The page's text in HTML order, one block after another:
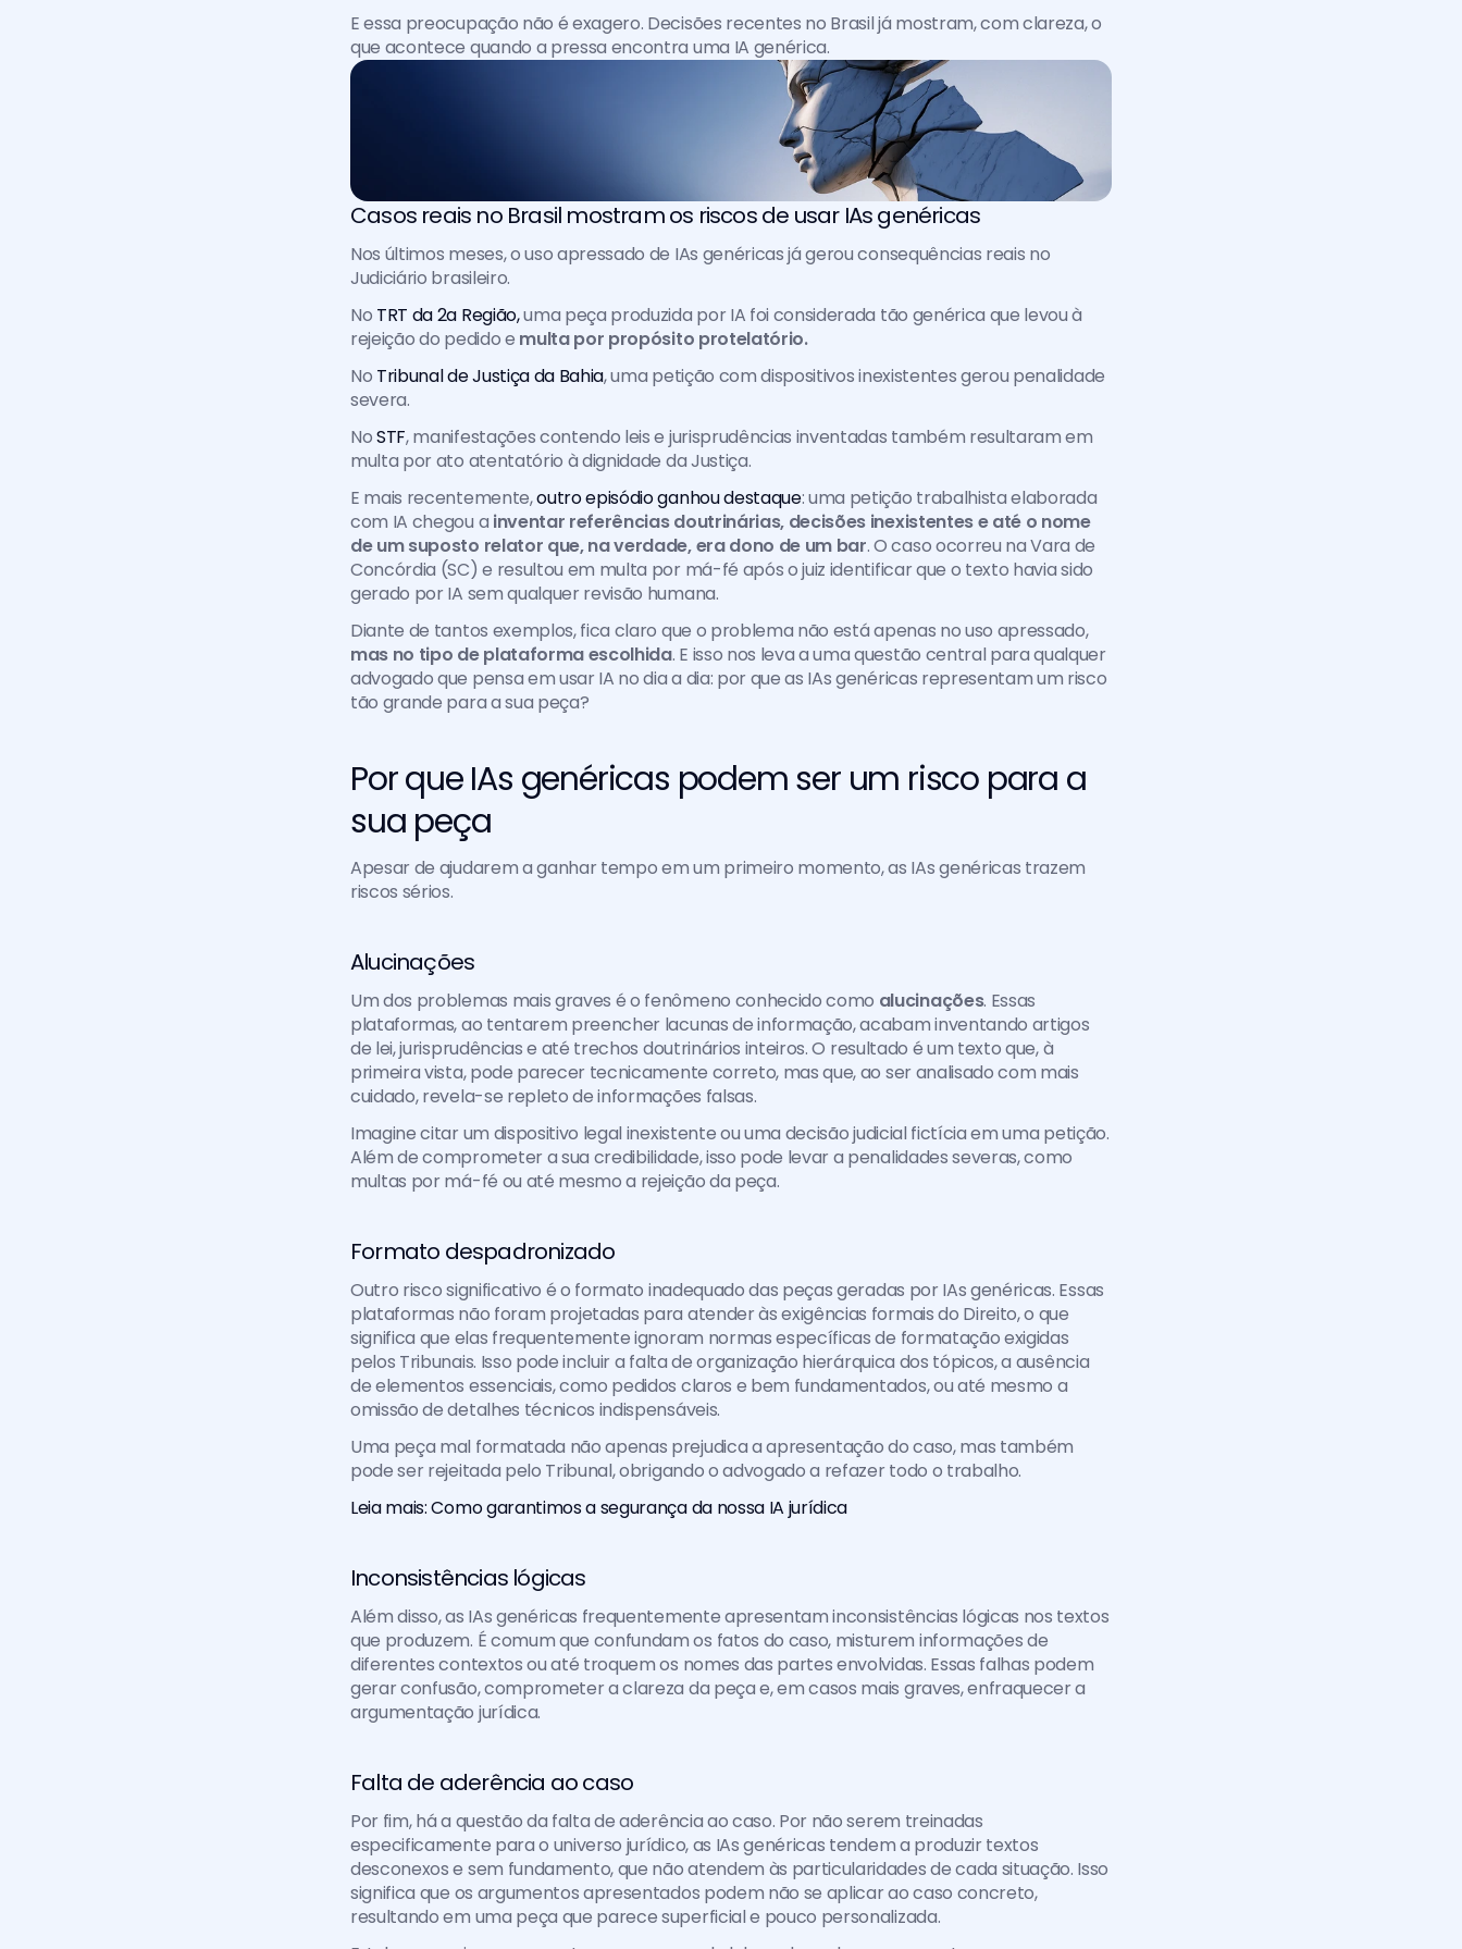
E essa preocupação não é exagero. Decisões recentes no Brasil já mostram, com clareza, o
que acontece quando a pressa encontra uma IA genérica.
Casos reais no Brasil mostram os riscos de usar IAs genéricas
Nos últimos meses, o uso apressado de IAs genéricas já gerou consequências reais no
Judiciário brasileiro.
No TRT da 2a Região, uma peça produzida por IA foi considerada tão genérica que levou à
rejeição do pedido e multa por propósito protelatório.
No Tribunal de Justiça da Bahia, uma petição com dispositivos inexistentes gerou penalidade
severa.
No STF, manifestações contendo leis e jurisprudências inventadas também resultaram em
multa por ato atentatório à dignidade da Justiça.
E mais recentemente, outro episódio ganhou destaque: uma petição trabalhista elaborada
com IA chegou a inventar referências doutrinárias, decisões inexistentes e até o nome
de um suposto relator que, na verdade, era dono de um bar. O caso ocorreu na Vara de
Concórdia (SC) e resultou em multa por má-fé após o juiz identificar que o texto havia sido
gerado por IA sem qualquer revisão humana.
Diante de tantos exemplos, fica claro que o problema não está apenas no uso apressado,
mas no tipo de plataforma escolhida. E isso nos leva a uma questão central para qualquer
advogado que pensa em usar IA no dia a dia: por que as IAs genéricas representam um risco
tão grande para a sua peça?
Por que IAs genéricas podem ser um risco para a
sua peça
Apesar de ajudarem a ganhar tempo em um primeiro momento, as IAs genéricas trazem
riscos sérios.
Alucinações
Um dos problemas mais graves é o fenômeno conhecido como alucinações. Essas
plataformas, ao tentarem preencher lacunas de informação, acabam inventando artigos
de lei, jurisprudências e até trechos doutrinários inteiros. O resultado é um texto que, à
primeira vista, pode parecer tecnicamente correto, mas que, ao ser analisado com mais
cuidado, revela-se repleto de informações falsas.
Imagine citar um dispositivo legal inexistente ou uma decisão judicial fictícia em uma petição.
Além de comprometer a sua credibilidade, isso pode levar a penalidades severas, como
multas por má-fé ou até mesmo a rejeição da peça.
Formato despadronizado
Outro risco significativo é o formato inadequado das peças geradas por IAs genéricas. Essas
plataformas não foram projetadas para atender às exigências formais do Direito, o que
significa que elas frequentemente ignoram normas específicas de formatação exigidas
pelos Tribunais. Isso pode incluir a falta de organização hierárquica dos tópicos, a ausência
de elementos essenciais, como pedidos claros e bem fundamentados, ou até mesmo a
omissão de detalhes técnicos indispensáveis.
Uma peça mal formatada não apenas prejudica a apresentação do caso, mas também
pode ser rejeitada pelo Tribunal, obrigando o advogado a refazer todo o trabalho.
Leia mais: Como garantimos a segurança da nossa IA jurídica
Inconsistências lógicas
Além disso, as IAs genéricas frequentemente apresentam inconsistências lógicas nos textos
que produzem. É comum que confundam os fatos do caso, misturem informações de
diferentes contextos ou até troquem os nomes das partes envolvidas. Essas falhas podem
gerar confusão, comprometer a clareza da peça e, em casos mais graves, enfraquecer a
argumentação jurídica.
Falta de aderência ao caso
Por fim, há a questão da falta de aderência ao caso. Por não serem treinadas
especificamente para o universo jurídico, as IAs genéricas tendem a produzir textos
desconexos e sem fundamento, que não atendem às particularidades de cada situação. Isso
significa que os argumentos apresentados podem não se aplicar ao caso concreto,
resultando em uma peça que parece superficial e pouco personalizada.